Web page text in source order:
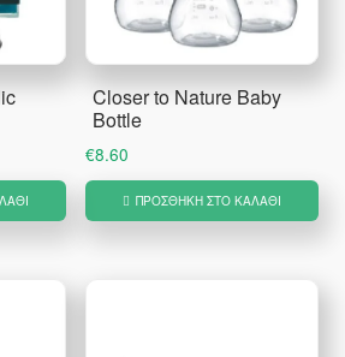
Closer to Nature Baby
Bottle
€8.60
ΠΡΟΣΘΉΚΗ ΣΤΟ ΚΑΛΆΘΙ